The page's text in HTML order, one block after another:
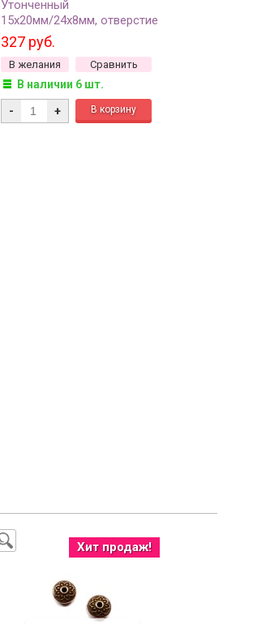
Утонченный
15х20мм/24х8мм, отверстие
1,8мм, цвет античная латунь,
94-6067-27, 1 комплект
327 руб.
В желания Сравнить
В наличии 6 шт.
- +
Хит продаж!